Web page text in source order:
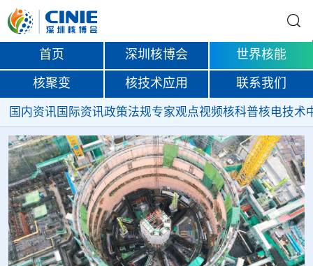
首页 深圳核博会 世界核能
核聚变 核技术应用 联系我们
国内资讯 国际资讯政策法规专家观点视频核科普核电技术